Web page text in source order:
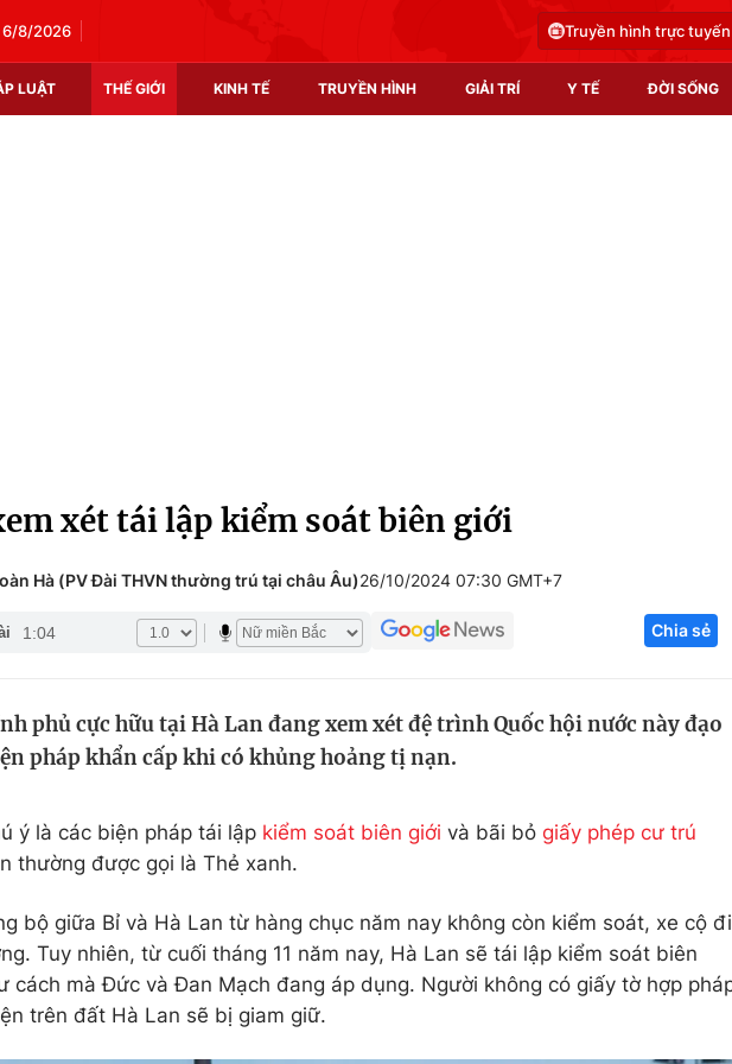
6/8/2026 Truyền hình trực tuyến
LUẬT THẾ GIỚI KINH TẾ TRUYỀN HÌNH GIẢI TRÍ Y TẾ ĐỜI SỐNG
Làm đẹp
Giáo dục
Học trực tuyến
Công nghệ
Sản phẩm
Tư vấn
xét tái lập kiểm soát biên giới
Hà (PV Đài THVN thường trú tại châu Âu)26/10/2024 07:30 GMT+7
1:04 Chia sẻ
phủ cực hữu tại Hà Lan đang xem xét đệ trình Quốc hội nước này đạo
pháp khẩn cấp khi có khủng hoảng tị nạn.
ý là các biện pháp tái lập kiểm soát biên giới và bãi bỏ giấy phép cư trú
thường được gọi là Thẻ xanh.
bộ giữa Bỉ và Hà Lan từ hàng chục năm nay không còn kiểm soát, xe cộ đi
Tuy nhiên, từ cuối tháng 11 năm nay, Hà Lan sẽ tái lập kiểm soát biên
cách mà Đức và Đan Mạch đang áp dụng. Người không có giấy tờ hợp
trên đất Hà Lan sẽ bị giam giữ.